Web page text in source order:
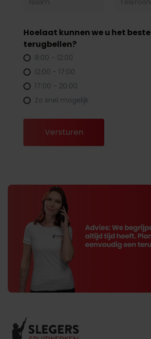
Hoelaat kunnen we u het beste
terugbellen?
8:00 - 12:00
12:00 - 17:00
17:00 - 20:00
Zo snel mogelijk